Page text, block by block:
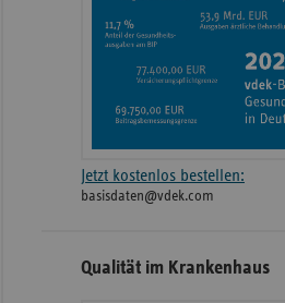
Jetzt kostenlos bestellen:
basisdaten@vdek.com
Qualität im Krankenhaus